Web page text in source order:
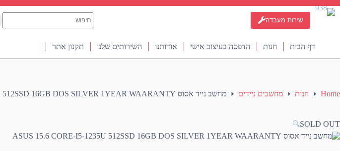
שירות מעבדה
results
דף הבית חנות הדפסה בעיצוב אישי אודותנו השירותים שלנו תקנון אתר
Home חנות מחשבים ניידים מחשב נייד אסוס ASUS 15.6 CORE-I5-1235U 512SSD 16GB DOS SILVER 1YEAR WAARANTY
SOLD OUT
🔍